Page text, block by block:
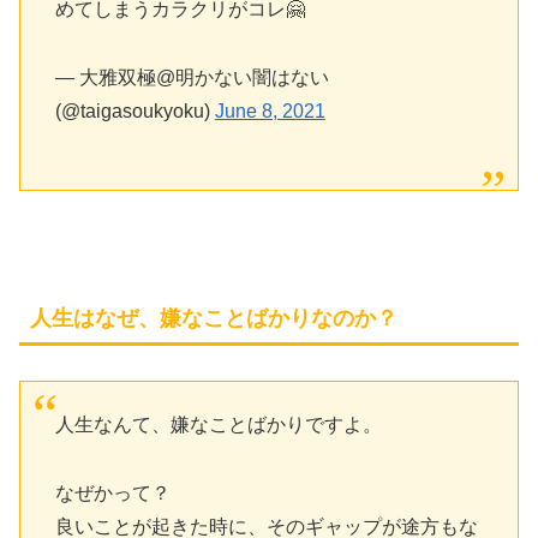
めてしまうカラクリがコレ🤗
— 大雅双極@明かない闇はない
(@taigasoukyoku) June 8, 2021
人生はなぜ、嫌なことばかりなのか？
人生なんて、嫌なことばかりですよ。
なぜかって？
良いことが起きた時に、そのギャップが途方もな